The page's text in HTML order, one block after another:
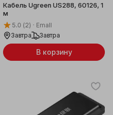
Кабель Ugreen US288, 60126, 1
м
5.0 (2)
Emall
Завтра
Завтра
В корзину